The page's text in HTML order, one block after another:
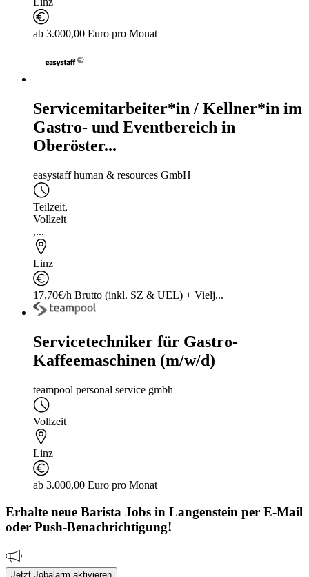
ab 3.000,00 Euro pro Monat
Servicemitarbeiter*in / Kellner*in im
Gastro- und Eventbereich in
Oberöster...
easystaff human & resources GmbH
Teilzeit,
Vollzeit
,...
Linz
17,70€/h Brutto (inkl. SZ & UEL) + Vielj...
Servicetechniker für Gastro-
Kaffeemaschinen (m/w/d)
teampool personal service gmbh
Vollzeit
Linz
ab 3.000,00 Euro pro Monat
Erhalte neue Barista Jobs in Langenstein per E-Mail
oder Push-Benachrichtigung!
Jetzt Jobalarm aktivieren